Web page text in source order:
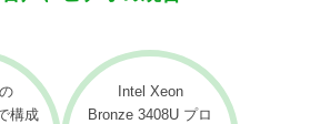
構成
Intel Xeon
Bronze 3408U プロ